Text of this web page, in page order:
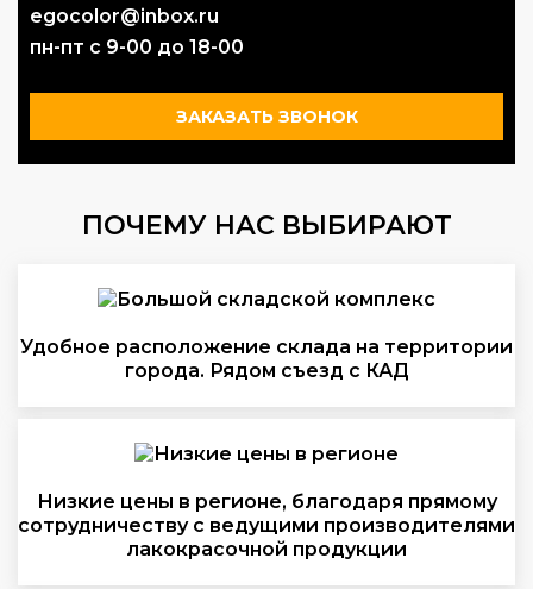
egocolor@inbox.ru
пн-пт с 9-00 до 18-00
ЗАКАЗАТЬ ЗВОНОК
ПОЧЕМУ НАС ВЫБИРАЮТ
Удобное расположение склада на территории
города. Рядом съезд с КАД
Низкие цены в регионе, благодаря прямому
сотрудничеству с ведущими производителями
лакокрасочной продукции